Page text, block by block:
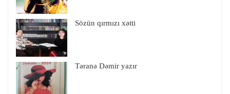
Sözün qırmızı xətti
Təranə Dəmir yazır